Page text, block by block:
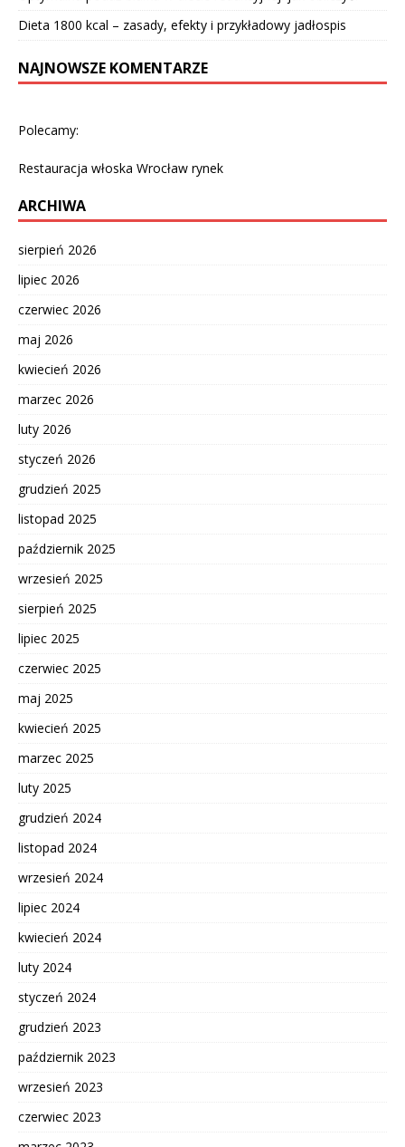
Dieta 1800 kcal – zasady, efekty i przykładowy jadłospis
NAJNOWSZE KOMENTARZE
Polecamy:
Restauracja włoska Wrocław rynek
ARCHIWA
sierpień 2026
lipiec 2026
czerwiec 2026
maj 2026
kwiecień 2026
marzec 2026
luty 2026
styczeń 2026
grudzień 2025
listopad 2025
październik 2025
wrzesień 2025
sierpień 2025
lipiec 2025
czerwiec 2025
maj 2025
kwiecień 2025
marzec 2025
luty 2025
grudzień 2024
listopad 2024
wrzesień 2024
lipiec 2024
kwiecień 2024
luty 2024
styczeń 2024
grudzień 2023
październik 2023
wrzesień 2023
czerwiec 2023